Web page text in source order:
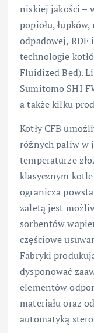
niskiej jakości –
popiołu,
odpadowej, RDF
technologie
Fluidized Bed).
Sumitomo SHI
a także kilku
Kotły CFB
różnych paliw w
temperaturze
klasycznym kotle
ogranicza
zaletą jest
sorbentów
częściowe
Fabryki
dysponować
elementów
materiału oraz
automatyką